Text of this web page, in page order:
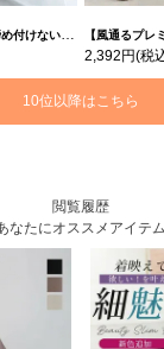
販ならハッピーマリリン 【風通るプレミアム】 2丈展開 綿 楊柳
2,392円(税
10位以降はこちら
閲覧履歴
なたにオススメアイテム